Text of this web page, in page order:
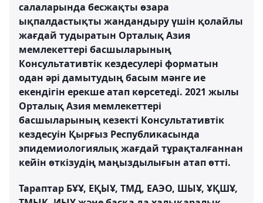
салаларында бесжақты өзара
ықпалдастықты жандандыру үшін қолайлы
жағдай тудыратын Орталық Азия
мемлекеттері басшыларының
Консультативтік кездесулері форматын
одан әрі дамытудың басым мәнге ие
екендігін ерекше атап көрсетеді. 2021 жылы
Орталық Азия мемлекеттері
басшыларының кезекті Консультативтік
кездесуін Қырғыз Республикасында
эпидемиологиялық жағдай тұрақталғаннан
кейін өткізудің маңыздылығын атап өтті.
Тараптар БҰҰ, ЕҚЫҰ, ТМД, ЕАЭО, ШЫҰ, ҰҚШҰ,